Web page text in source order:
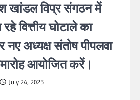
खांडल विप्र संगठन में
वित्तीय घोटाले का
नए अध्यक्ष संतोष पीपलवा
आयोजित करें।
July 24, 2025